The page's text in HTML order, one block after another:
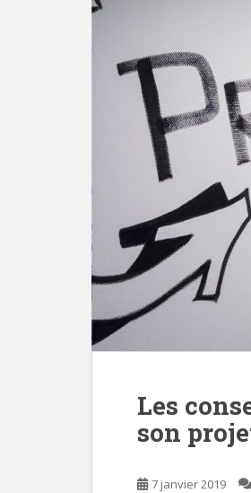
Les
son
7 janvier 2019